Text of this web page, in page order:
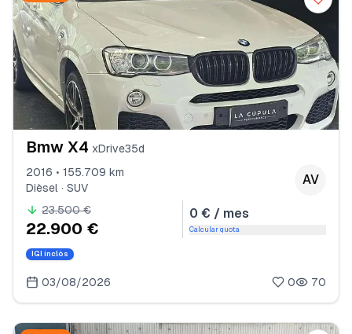
Bmw X4 xDrive35d
2016 • 155.709 km
Dièsel · SUV
AV
23.500 €
22.900 €
0 € / mes
Calcular quota
IGI inclòs
03/08/2026 0 70